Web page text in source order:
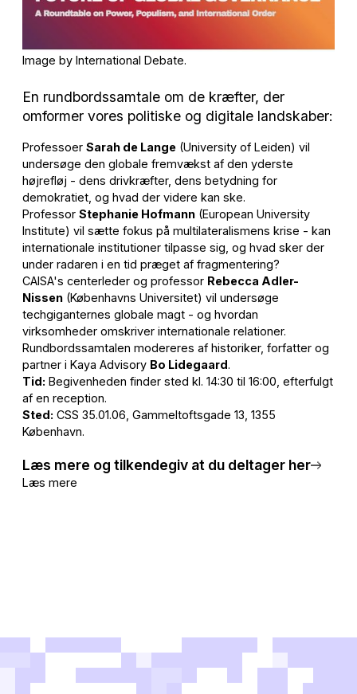
Image by International Debate.
En rundbordssamtale om de kræfter, der
omformer vores politiske og digitale landskaber:
Professoer Sarah de Lange (University of Leiden) vil
undersøge den globale fremvækst af den yderste
højrefløj - dens drivkræfter, dens betydning for
demokratiet, og hvad der videre kan ske.
Professor Stephanie Hofmann (European University
Institute) vil sætte fokus på multilateralismens krise - kan
internationale institutioner tilpasse sig, og hvad sker der
under radaren i en tid præget af fragmentering?
CAISA's centerleder og professor Rebecca Adler-
Nissen (Københavns Universitet) vil undersøge
techgiganternes globale magt - og hvordan
virksomheder omskriver internationale relationer.
Rundbordssamtalen modereres af historiker, forfatter og
partner i Kaya Advisory Bo Lidegaard.
Tid: Begivenheden finder sted kl. 14:30 til 16:00, efterfulgt
af en reception.
Sted: CSS 35.01.06, Gammeltoftsgade 13, 1355
København.
Læs mere og tilkendegiv at du deltager her
Læs mere